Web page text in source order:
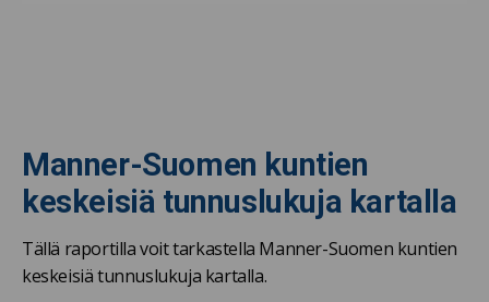
Manner-Suomen kuntien
keskeisiä tunnuslukuja kartalla
Tällä raportilla voit tarkastella Manner-Suomen kuntien
keskeisiä tunnuslukuja kartalla.